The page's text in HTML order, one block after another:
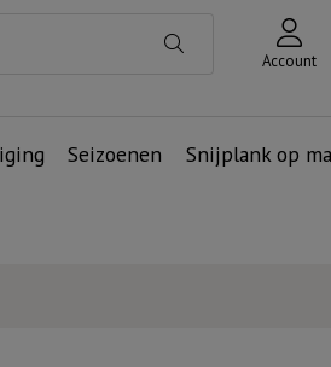
Account
Seizoenen Snijplank op